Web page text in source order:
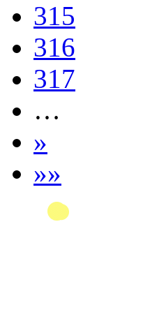
315
316
317
…
»
»»